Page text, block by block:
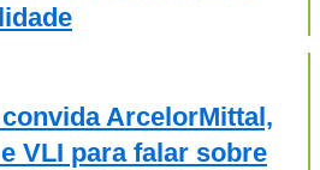
ArcelorMittal,
VLI para falar sobre